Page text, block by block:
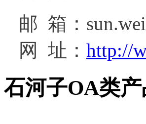
邮 箱：
网 址： http://
石河子OA类产